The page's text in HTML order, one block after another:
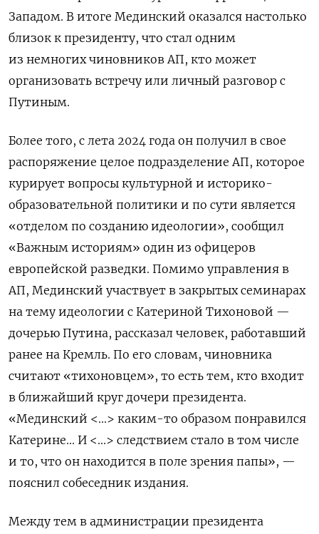
Западом. В итоге Мединский оказался настолько
близок к президенту, что стал одним
из немногих чиновников АП, кто может
организовать встречу или личный разговор с
Путиным.
Более того, с лета 2024 года он получил в свое
распоряжение целое подразделение АП, которое
курирует вопросы культурной и историко-
образовательной политики и по сути является
«отделом по созданию идеологии», сообщил
«Важным историям» один из офицеров
европейской разведки. Помимо управления в
АП, Мединский участвует в закрытых семинарах
на тему идеологии с Катериной Тихоновой —
дочерью Путина, рассказал человек, работавший
ранее на Кремль. По его словам, чиновника
считают «тихоновцем», то есть тем, кто входит
в ближайший круг дочери президента.
«Мединский <...> каким-то образом понравился
Катерине... И <...> следствием стало в том числе
и то, что он находится в поле зрения папы», —
пояснил собеседник издания.
Между тем в администрации президента